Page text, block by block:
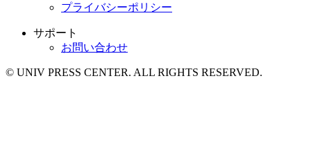
プライバシーポリシー
サポート
お問い合わせ
© UNIV PRESS CENTER. ALL RIGHTS RESERVED.